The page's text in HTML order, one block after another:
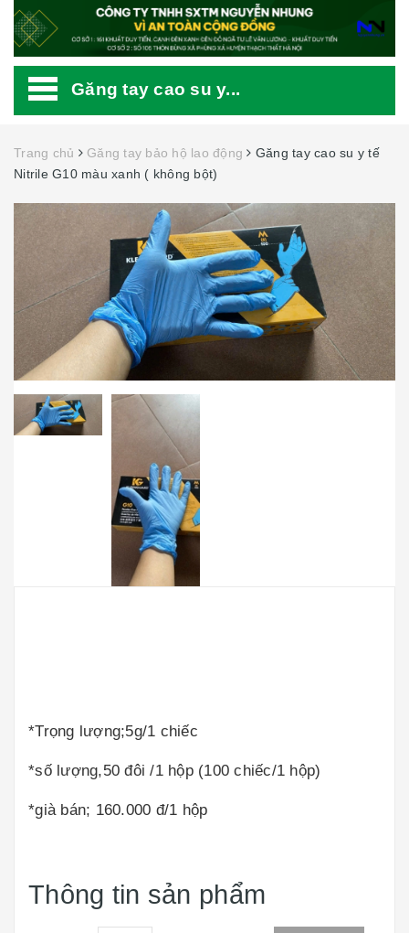
Găng tay cao su y...
Trang chủ Găng tay bảo hộ lao động
Găng tay cao su y tế
Nitrile G10 màu xanh ( không bột)
*Trọng lượng;5g/1 chiếc
*số lượng,50 đôi /1 hộp (100 chiếc/1 hộp)
*già bán; 160.000 đ/1 hộp
Thông tin sản phẩm